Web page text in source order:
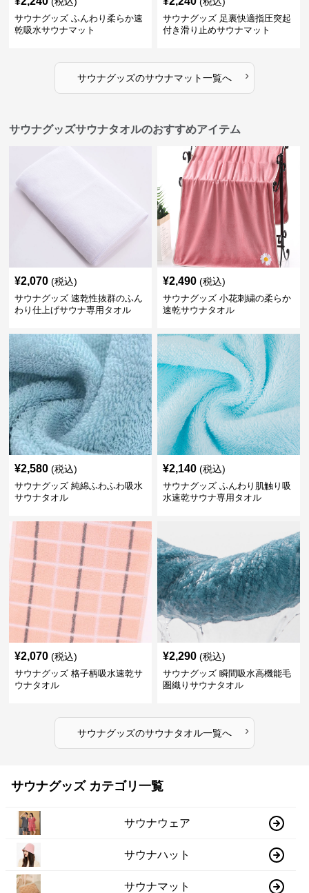
サウナグッズ ふんわり柔らか速
乾吸水サウナマット
サウナグッズ 足裏快適指圧突起
付き滑り止めサウナマット
サウナグッズのサウナマット一覧へ ›
サウナグッズサウナタオルのおすすめアイテム
¥2,070 (税込)
サウナグッズ 速乾性抜群のふん
わり仕上げサウナ専用タオル
¥2,490 (税込)
サウナグッズ 小花刺繍の柔らか
速乾サウナタオル
¥2,580 (税込)
サウナグッズ 純綿ふわふわ吸水
サウナタオル
¥2,140 (税込)
サウナグッズ ふんわり肌触り吸
水速乾サウナ専用タオル
¥2,070 (税込)
サウナグッズ 格子柄吸水速乾サ
ウナタオル
¥2,290 (税込)
サウナグッズ 瞬間吸水高機能毛
圏織りサウナタオル
サウナグッズのサウナタオル一覧へ ›
サウナグッズ カテゴリ一覧
サウナウェア
サウナハット
サウナマット